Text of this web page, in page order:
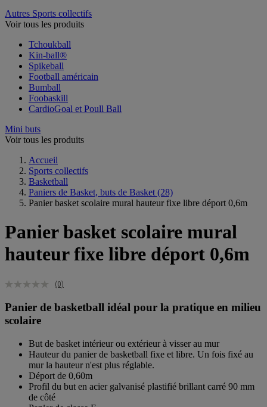
Autres Sports collectifs
Voir tous les produits
Tchoukball
Kin-ball®
Spikeball
Football américain
Bumball
Foobaskill
CardioGoal et Poull Ball
Mini buts
Voir tous les produits
Accueil
Sports collectifs
Basketball
Paniers de Basket, buts de Basket (28)
Panier basket scolaire mural hauteur fixe libre déport 0,6m
Panier basket scolaire mural
hauteur fixe libre déport 0,6m
(0)
Panier de basketball idéal pour la pratique en milieu
scolaire
But de basket intérieur ou extérieur à visser au mur
Hauteur du panier de basketball fixe et libre. Un fois fixé au
mur la hauteur n'est plus réglable.
Déport de 0,60m
Profil du but en acier galvanisé plastifié brillant carré 90 mm
de côté